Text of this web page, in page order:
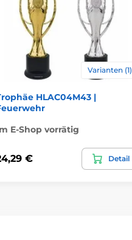
Varianten (1)
HLAC04M43 |
E-Shop vorrätig
€ Detail